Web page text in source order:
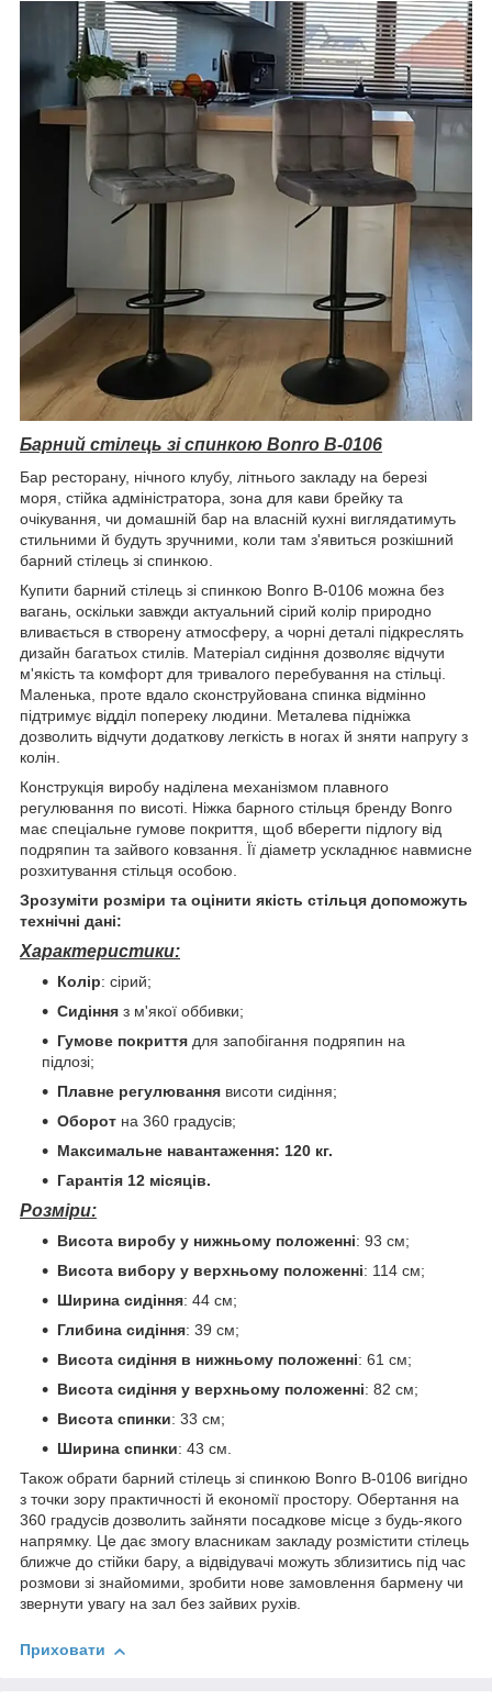
Барний стілець зі спинкою Bonro B-0106
Бар ресторану, нічного клубу, літнього закладу на березі
моря, стійка адміністратора, зона для кави брейку та
очікування, чи домашній бар на власній кухні виглядатимуть
стильними й будуть зручними, коли там з'явиться розкішний
барний стілець зі спинкою.
Купити барний стілець зі спинкою Bonro B-0106 можна без
вагань, оскільки завжди актуальний сірий колір природно
вливається в створену атмосферу, а чорні деталі підкреслять
дизайн багатьох стилів. Матеріал сидіння дозволяє відчути
м'якість та комфорт для тривалого перебування на стільці.
Маленька, проте вдало сконструйована спинка відмінно
підтримує відділ попереку людини. Металева підніжка
дозволить відчути додаткову легкість в ногах й зняти напругу з
колін.
Конструкція виробу наділена механізмом плавного
регулювання по висоті. Ніжка барного стільця бренду Bonro
має спеціальне гумове покриття, щоб вберегти підлогу від
подряпин та зайвого ковзання. Її діаметр ускладнює навмисне
розхитування стільця особою.
Зрозуміти розміри та оцінити якість стільця допоможуть
технічні дані:
Характеристики:
Колір: сірий;
Сидіння з м'якої оббивки;
Гумове покриття для запобігання подряпин на
підлозі;
Плавне регулювання висоти сидіння;
Оборот на 360 градусів;
Максимальне навантаження: 120 кг.
Гарантія 12 місяців.
Розміри:
Висота виробу у нижньому положенні: 93 см;
Висота вибору у верхньому положенні: 114 см;
Ширина сидіння: 44 см;
Глибина сидіння: 39 см;
Висота сидіння в нижньому положенні: 61 см;
Висота сидіння у верхньому положенні: 82 см;
Висота спинки: 33 см;
Ширина спинки: 43 см.
Також обрати барний стілець зі спинкою Bonro B-0106 вигідно
з точки зору практичності й економії простору. Обертання на
360 градусів дозволить зайняти посадкове місце з будь-якого
напрямку. Це дає змогу власникам закладу розмістити стілець
ближче до стійки бару, а відвідувачі можуть зблизитись під час
розмови зі знайомими, зробити нове замовлення бармену чи
звернути увагу на зал без зайвих рухів.
Приховати